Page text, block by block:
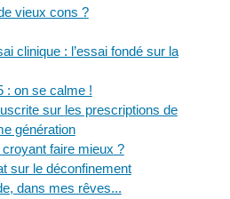
vieux cons ?
clinique : l’essai fondé sur la
: on se calme !
sur les prescriptions de
génération
faire mieux ?
sur le déconfinement
dans mes rêves...